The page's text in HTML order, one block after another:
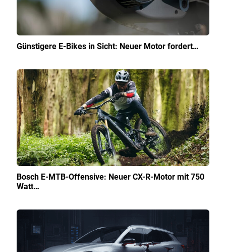
Günstigere E-Bikes in Sicht: Neuer Motor fordert…
Bosch E-MTB-Offensive: Neuer CX-R-Motor mit 750
Watt…